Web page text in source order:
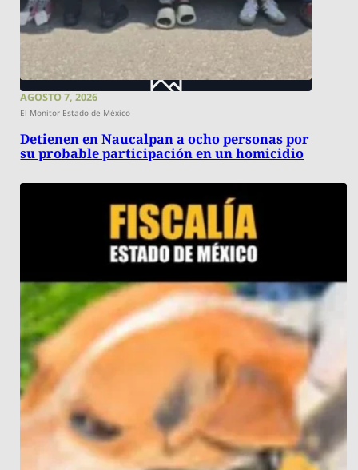
AGOSTO 7, 2026
El Monitor Estado de México
Detienen en Naucalpan a ocho personas por
su probable participación en un homicidio